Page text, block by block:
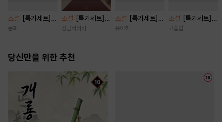
소설
[특가세트]
쿼터백의 터치다운
문희
소설
[특가세트]
잠입취재 중입니
상큼버터바
소설
[특가세트]
결혼이란 이름의
유아히
소설
[특가세트]
결혼의 시간 [단행
고슬밥
당신만을 위한 추천